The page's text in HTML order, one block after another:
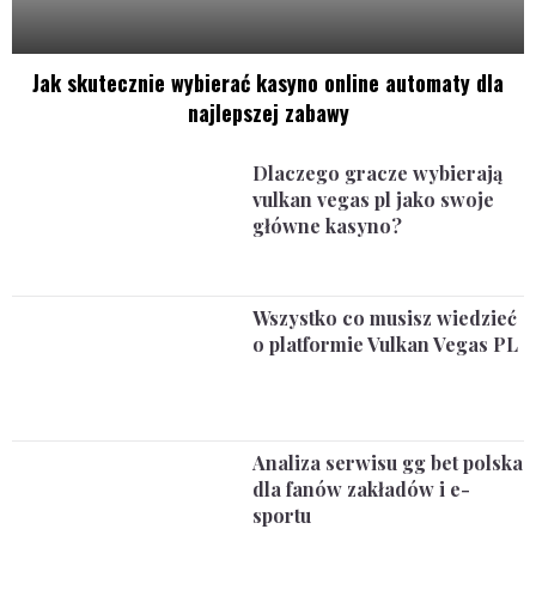
Jak skutecznie wybierać kasyno online automaty dla
najlepszej zabawy
Dlaczego gracze wybierają
vulkan vegas pl jako swoje
główne kasyno?
Wszystko co musisz wiedzieć
o platformie Vulkan Vegas PL
Analiza serwisu gg bet polska
dla fanów zakładów i e-
sportu